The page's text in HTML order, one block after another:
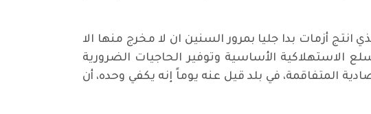
انتج أزمات بدا جليا بمرور السنين ان لا مخرج منها الا
الاستهلاكية الأساسية وتوفير الحاجيات الضرورية
المتفاقمة، في بلد قيل عنه يوماً إنه يكفي وحده، أن